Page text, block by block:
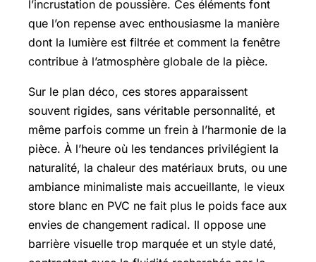
l’incrustation de poussière. Ces éléments font
que l’on repense avec enthousiasme la manière
dont la lumière est filtrée et comment la fenêtre
contribue à l’atmosphère globale de la pièce.
Sur le plan déco, ces stores apparaissent
souvent rigides, sans véritable personnalité, et
même parfois comme un frein à l’harmonie de la
pièce. À l’heure où les tendances privilégient la
naturalité, la chaleur des matériaux bruts, ou une
ambiance minimaliste mais accueillante, le vieux
store blanc en PVC ne fait plus le poids face aux
envies de changement radical. Il oppose une
barrière visuelle trop marquée et un style daté,